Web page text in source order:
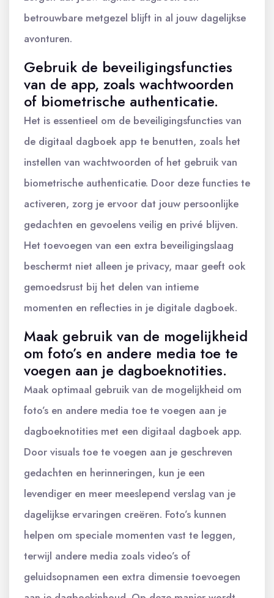
betrouwbare metgezel blijft in al jouw dagelijkse
avonturen.
Gebruik de beveiligingsfuncties
van de app, zoals wachtwoorden
of biometrische authenticatie.
Het is essentieel om de beveiligingsfuncties van
de digitaal dagboek app te benutten, zoals het
instellen van wachtwoorden of het gebruik van
biometrische authenticatie. Door deze functies te
activeren, zorg je ervoor dat jouw persoonlijke
gedachten en gevoelens veilig en privé blijven.
Het toevoegen van een extra beveiligingslaag
beschermt niet alleen je privacy, maar geeft ook
gemoedsrust bij het delen van intieme
momenten en reflecties in je digitale dagboek.
Maak gebruik van de mogelijkheid
om foto’s en andere media toe te
voegen aan je dagboeknotities.
Maak optimaal gebruik van de mogelijkheid om
foto’s en andere media toe te voegen aan je
dagboeknotities met een digitaal dagboek app.
Door visuals toe te voegen aan je geschreven
gedachten en herinneringen, kun je een
levendiger en meer meeslepend verslag van je
dagelijkse ervaringen creëren. Foto’s kunnen
helpen om speciale momenten vast te leggen,
terwijl andere media zoals video’s of
geluidsopnamen een extra dimensie toevoegen